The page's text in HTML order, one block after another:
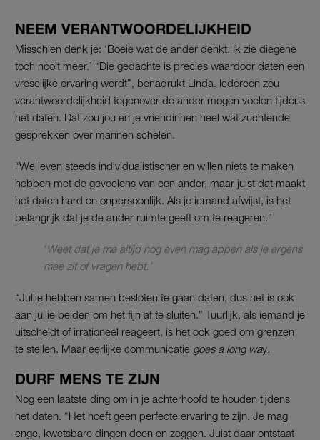
NEEM VERANTWOORDELIJKHEID
Misschien denk je: ‘Boeie wat de ander denkt. Ik zie diegene
toch nooit meer.’ “Die gedachte is precies waardoor daten een
vreselijke ervaring wordt”, benadrukt Linda. Iedereen zou
verantwoordelijkheid tegenover de ander mogen voelen tijdens
het daten. Dat zou jou en je vriendinnen heel wat zuchtende
gesprekken over mannen schelen.
“We leven steeds individualistischer en willen niets te maken
hebben met de gevoelens van een ander, maar juist dat maakt
het daten hard en onpersoonlijk. Als je iemand afwijst, is het
belangrijk dat je de ander ruimte geeft om te reageren.”
‘ Weet dat je me altijd nog even mag appen als je ergens
mee zit of vragen hebt.’
“Jullie hebben samen besloten te gaan daten, dus het is ook
aan jullie beiden om het fijn af te sluiten.” Tuurlijk, als iemand je
uitscheldt of irrationeel reageert, is het ook goed om grenzen
te stellen. Maar eerlijke communicatie goes a long way
DURF MENS TE ZIJN
Nog een laatste ding om in je achterhoofd te houden tijdens
het daten. “Het hoeft geen perfecte ervaring te zijn. Je mag
enge, kwetsbare dingen doen en zeggen. Juist daar ontstaat